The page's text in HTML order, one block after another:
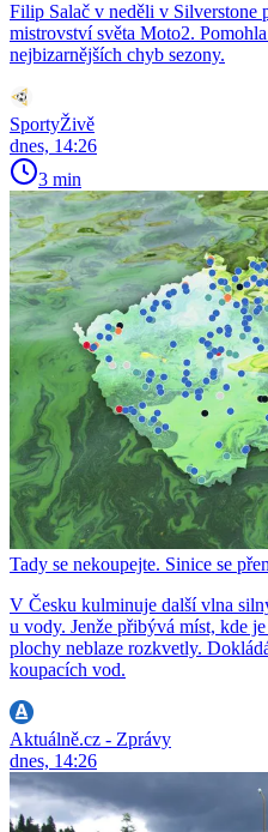
Filip Salač v neděli v Silverstone
mistrovství světa Moto2.
nejbizarnějších chyb sezony.
SportyŽivě
dnes, 14:26
3 min
Tady se nekoupejte. Sinice se
V Česku kulminuje další vlna
u vody. Jenže přibývá míst, kde
plochy neblaze rozkvetly.
koupacích vod.
Aktuálně.cz - Zprávy
dnes, 14:26